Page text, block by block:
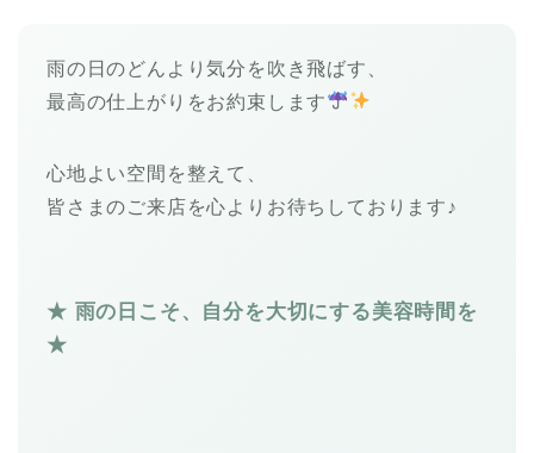
雨の日のどんより気分を吹き飛ばす、
最高の仕上がりをお約束します
心地よい空間を整えて、
皆さまのご来店を心よりお待ちしております♪
★ 雨の日こそ、自分を大切にする美容時間を
★